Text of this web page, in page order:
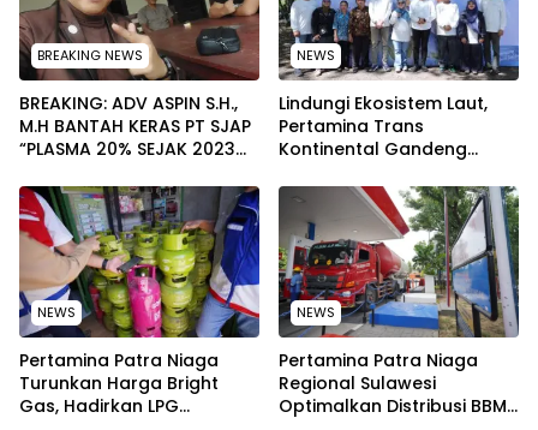
BREAKING NEWS
BREAKING: ADV ASPIN S.H.,
M.H BANTAH KERAS PT SJAP
“PLASMA 20% SEJAK 2023
WARGA WAWOONE!
NEWS
Lindungi Ekosistem Laut,
Pertamina Trans
Kontinental Gandeng
Kebersihan Pantai di
Bitung, Sulawesi
NEWS
Pertamina Patra Niaga
Turunkan Harga Bright
Gas, Hadirkan LPG
NEWS
Pertamina Patra Niaga
Regional Sulawesi
Optimalkan Distribusi BBM